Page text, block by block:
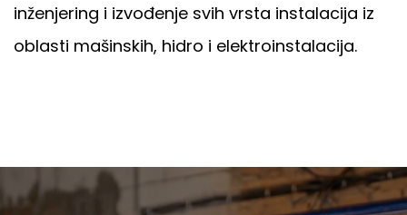
inženjering i izvođenje svih vrsta instalacija iz
oblasti mašinskih, hidro i elektroinstalacija.